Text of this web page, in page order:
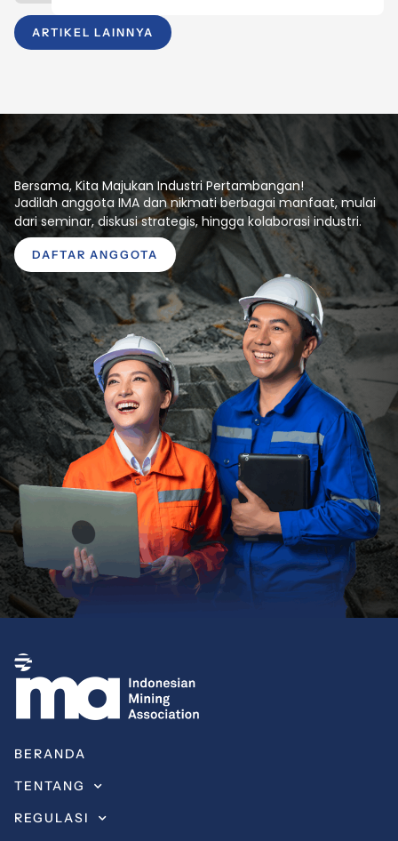
ARTIKEL LAINNYA
Bersama, Kita Majukan Industri Pertambangan!
Jadilah anggota IMA dan nikmati berbagai manfaat, mulai
dari seminar, diskusi strategis, hingga kolaborasi industri.
DAFTAR ANGGOTA
BERANDA
TENTANG
REGULASI